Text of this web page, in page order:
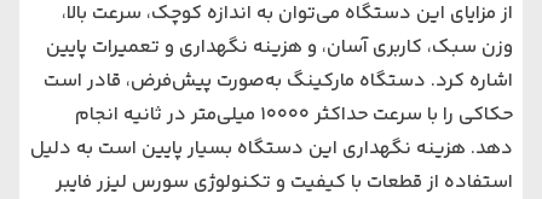
از مزایای این دستگاه می‌توان به اندازه کوچک، سرعت بالا،
وزن سبک، کاربری آسان، و هزینه نگهداری و تعمیرات پایین
اشاره کرد. دستگاه مارکینگ به‌صورت پیش‌فرض، قادر است
حکاکی را با سرعت حداکثر 10000 میلی‌متر در ثانیه انجام
دهد. هزینه نگهداری این دستگاه بسیار پایین است به دلیل
استفاده از قطعات با کیفیت و تکنولوژی سورس لیزر فایبر